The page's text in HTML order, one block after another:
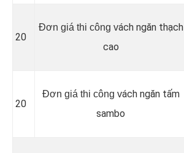
20
Đơn giá thi công vách ngăn thạch
cao
20
Đơn giá thi công vách ngăn tấm
sambo